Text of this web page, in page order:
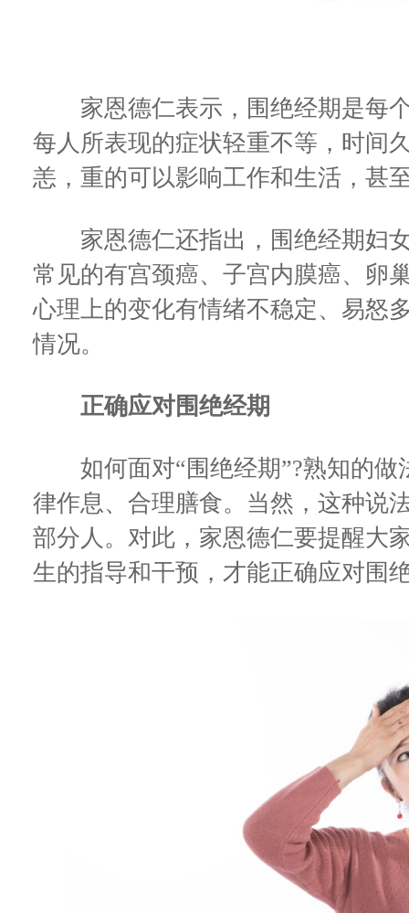
家恩德仁表示，围绝经期是每个
每人所表现的症状轻重不等，时间
恙，重的可以影响工作和生活，甚
家恩德仁还指出，围绝经期妇女
常见的有宫颈癌、子宫内膜癌、卵
心理上的变化有情绪不稳定、易怒
情况。
正确应对围绝经期
如何面对“围绝经期”?熟知的做
律作息、合理膳食。当然，这种说
部分人。对此，家恩德仁要提醒大
生的指导和干预，才能正确应对围